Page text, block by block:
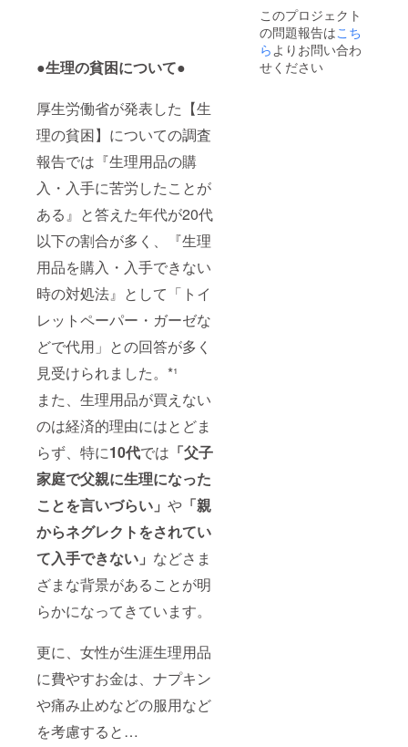
●生理の貧困について●
厚生労働省が発表した【生
理の貧困】についての調査
報告では『生理用品の購
入・入手に苦労したことが
ある』と答えた年代が20代
以下の割合が多く、『生理
用品を購入・入手できない
時の対処法』として「トイ
レットペーパー・ガーゼな
どで代用」との回答が多く
見受けられました。*¹
また、生理用品が買えない
のは経済的理由にはとどま
らず、特に10代では 「父子
家庭で父親に生理になった
ことを言いづらい」 や 「親
からネグレクトをされてい
て入手できない」 などさま
ざまな背景があることが明
らかになってきています。
更に、女性が生涯生理用品
に費やすお金は、ナプキン
や痛み止めなどの服用など
を考慮すると…
ます。
力くだ
さいま
せ。 ご
紹介先
は「寄
このプロジェクト
の問題報告はこち
らよりお問い合わ
せください